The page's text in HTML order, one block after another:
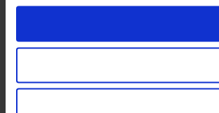
Mandag – Fredag 10:00 – 17:30
Copyright © 2022.Design & hosting by